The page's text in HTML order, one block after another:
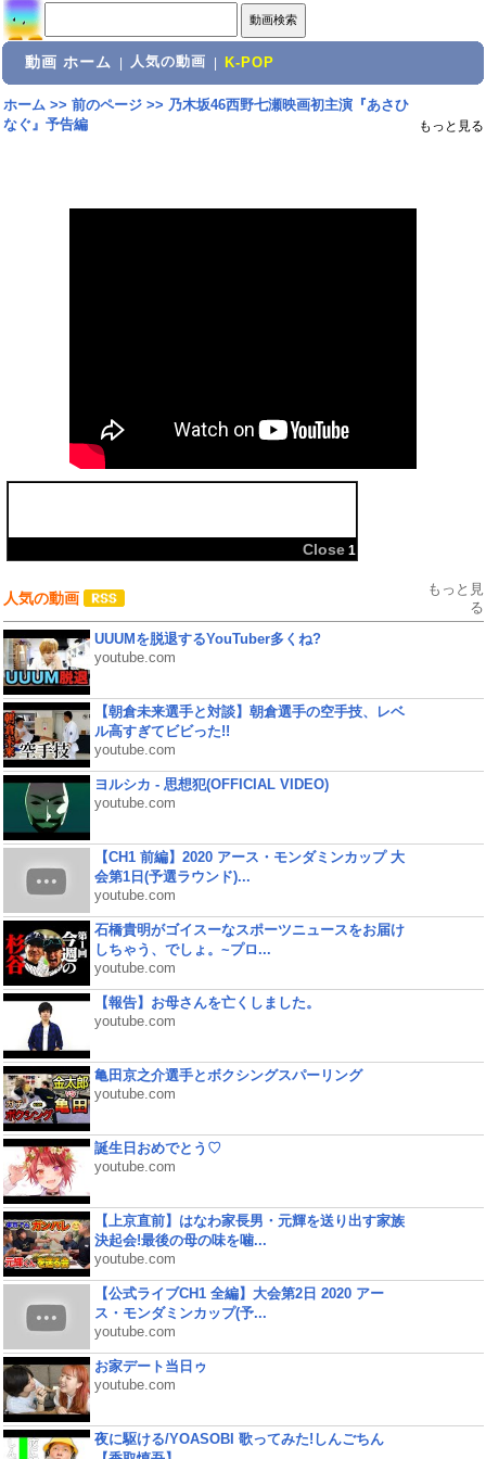
動画 ホーム 人気の動画 K-POP
ホーム>> 前のページ>> 乃木坂46西野七瀬映画初主演『あさひ
なぐ』予告編
もっと見る
Close 1
人気の動画
もっと見
る
UUUMを脱退するYouTuber多くね?
youtube.com
【朝倉未来選手と対談】朝倉選手の空手技、レベ
ル高すぎてビビった!!
youtube.com
ヨルシカ - 思想犯(OFFICIAL VIDEO)
youtube.com
【CH1 前編】2020 アース・モンダミンカップ 大
会第1日(予選ラウンド)...
youtube.com
石橋貴明がゴイスーなスポーツニュースをお届け
しちゃう、でしょ。~プロ...
youtube.com
【報告】お母さんを亡くしました。
youtube.com
亀田京之介選手とボクシングスパーリング
youtube.com
誕生日おめでとう♡
youtube.com
【上京直前】はなわ家長男・元輝を送り出す家族
決起会!最後の母の味を噛...
youtube.com
【公式ライブCH1 全編】大会第2日 2020 アー
ス・モンダミンカップ(予...
youtube.com
お家デート当日ゥ
youtube.com
夜に駆ける/YOASOBI 歌ってみた!しんごちん